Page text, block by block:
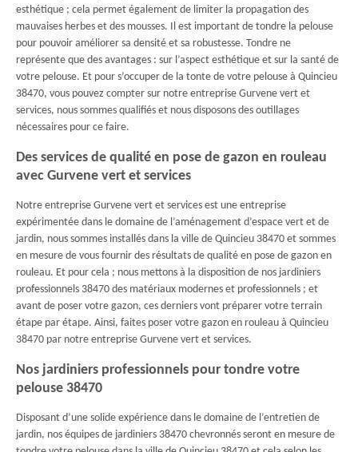
esthétique ; cela permet également de limiter la propagation des
mauvaises herbes et des mousses. Il est important de tondre la pelouse
pour pouvoir améliorer sa densité et sa robustesse. Tondre ne
représente que des avantages : sur l’aspect esthétique et sur la santé de
votre pelouse. Et pour s’occuper de la tonte de votre pelouse à Quincieu
38470, vous pouvez compter sur notre entreprise Gurvene vert et
services, nous sommes qualifiés et nous disposons des outillages
nécessaires pour ce faire.
Des services de qualité en pose de gazon en rouleau
avec Gurvene vert et services
Notre entreprise Gurvene vert et services est une entreprise
expérimentée dans le domaine de l’aménagement d’espace vert et de
jardin, nous sommes installés dans la ville de Quincieu 38470 et sommes
en mesure de vous fournir des résultats de qualité en pose de gazon en
rouleau. Et pour cela ; nous mettons à la disposition de nos jardiniers
professionnels 38470 des matériaux modernes et professionnels ; et
avant de poser votre gazon, ces derniers vont préparer votre terrain
étape par étape. Ainsi, faites poser votre gazon en rouleau à Quincieu
38470 par notre entreprise Gurvene vert et services.
Nos jardiniers professionnels pour tondre votre
pelouse 38470
Disposant d’une solide expérience dans le domaine de l’entretien de
jardin, nos équipes de jardiniers 38470 chevronnés seront en mesure de